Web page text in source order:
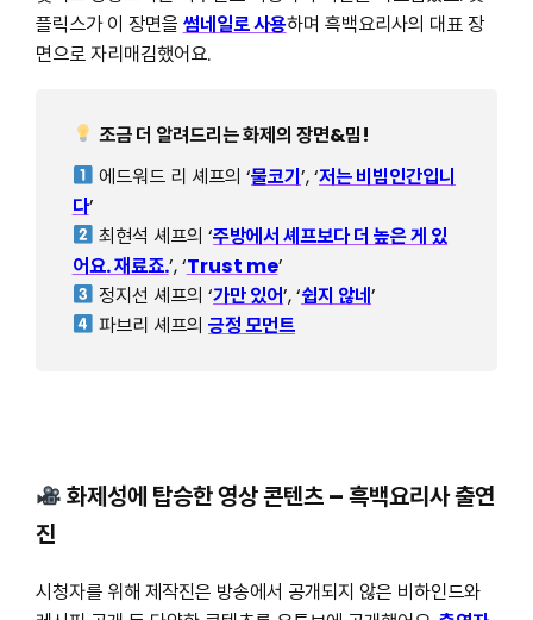
플릭스가 이 장면을 썸네일로 사용하며 흑백요리사의 대표 장
면으로 자리매김했어요.
조금 더 알려드리는 화제의 장면&밈!
에드워드 리 셰프의 ‘물코기’, ‘저는 비빔인간입니
다’
최현석 셰프의 ‘주방에서 셰프보다 더 높은 게 있
어요. 재료죠.’, ‘Trust me’
정지선 셰프의 ‘가만 있어’, ‘쉽지 않네’
파브리 셰프의긍정 모먼트
화제성에 탑승한 영상 콘텐츠 –흑백요리사 출연
진
시청자를 위해 제작진은 방송에서 공개되지 않은 비하인드와